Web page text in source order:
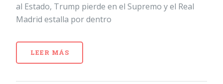
al Estado, Trump pierde en el Supremo y el Real
Madrid estalla por dentro
LEER MÁS